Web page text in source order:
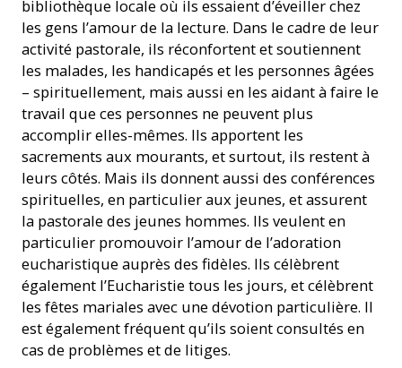
bibliothèque locale où ils essaient d’éveiller chez
les gens l’amour de la lecture. Dans le cadre de leur
activité pastorale, ils réconfortent et soutiennent
les malades, les handicapés et les personnes âgées
– spirituellement, mais aussi en les aidant à faire le
travail que ces personnes ne peuvent plus
accomplir elles-mêmes. Ils apportent les
sacrements aux mourants, et surtout, ils restent à
leurs côtés. Mais ils donnent aussi des conférences
spirituelles, en particulier aux jeunes, et assurent
la pastorale des jeunes hommes. Ils veulent en
particulier promouvoir l’amour de l’adoration
eucharistique auprès des fidèles. Ils célèbrent
également l’Eucharistie tous les jours, et célèbrent
les fêtes mariales avec une dévotion particulière. Il
est également fréquent qu’ils soient consultés en
cas de problèmes et de litiges.